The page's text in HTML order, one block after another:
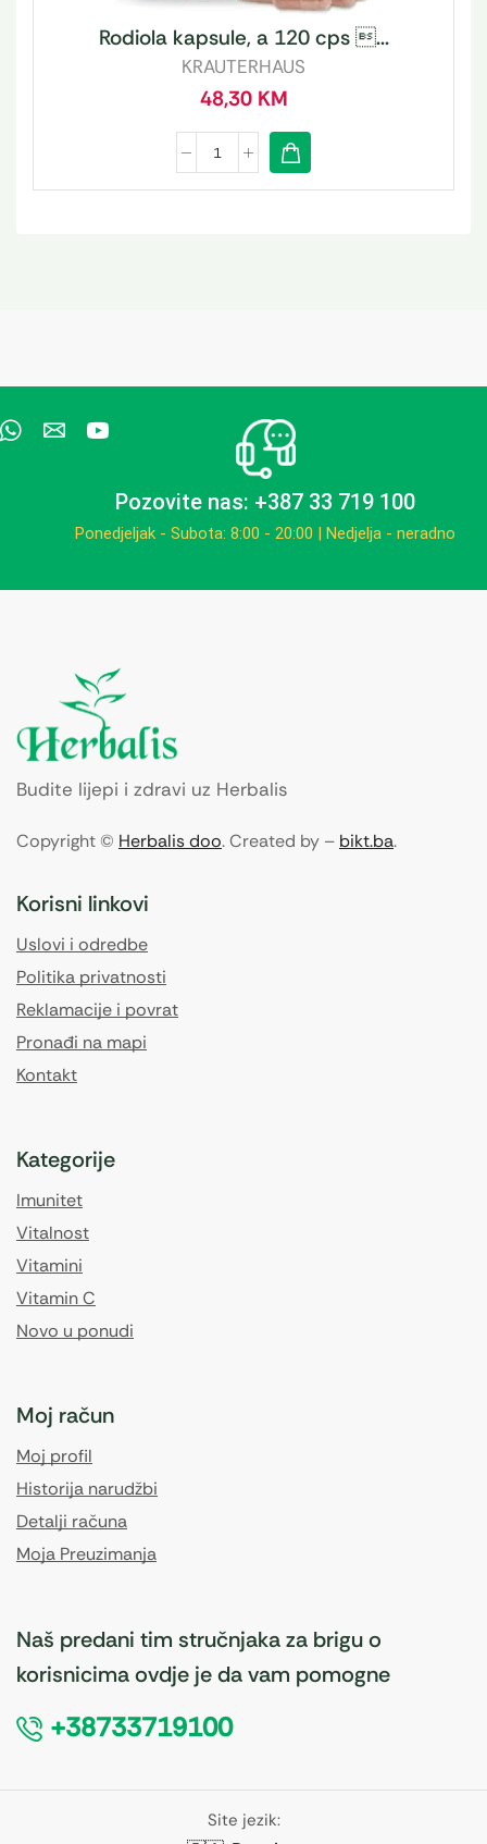
Rodiola kapsule, a 120 cps ...
KRAUTERHAUS
48,30 KM
Pozovite nas: +387 33 719 100
Ponedjeljak - Subota: 8:00 - 20:00 | Nedjelja - neradno
Budite lijepi i zdravi uz Herbalis
Copyright © Herbalis doo. Created by – bikt.ba.
Korisni linkovi
Uslovi i odredbe
Politika privatnosti
Reklamacije i povrat
Pronađi na mapi
Kontakt
Kategorije
Imunitet
Vitalnost
Vitamini
Vitamin C
Novo u ponudi
Moj račun
Moj profil
Historija narudžbi
Detalji računa
Moja Preuzimanja
Naš predani tim stručnjaka za brigu o
korisnicima ovdje je da vam pomogne
+38733719100
Site jezik: